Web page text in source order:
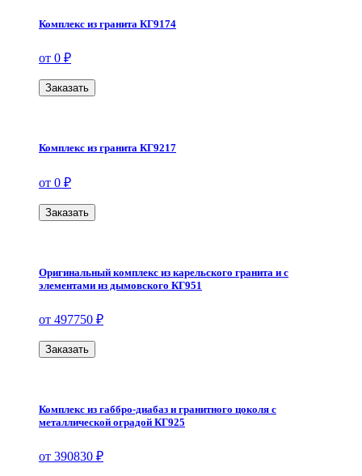
Комплекс из гранита КГ9174
от 0 ₽
Заказать
Комплекс из гранита КГ9217
от 0 ₽
Заказать
Оригинальный комплекс из карельского гранита и с
элементами из дымовского КГ951
от 497750 ₽
Заказать
Комплекс из габбро-диабаз и гранитного цоколя с
металлической оградой КГ925
от 390830 ₽